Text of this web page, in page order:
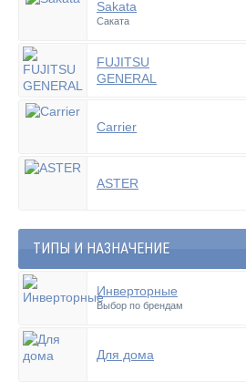
Sakata
Саката
FUJITSU
GENERAL
Carrier
ASTER
ТИПЫ И НАЗНАЧЕНИЕ
Инверторные
Выбор по брендам
Для дома